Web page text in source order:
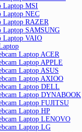
Laptop MSI
Laptop NEC
Laptop RAZER
Laptop SAMSUNG
Laptop VAIO
Laptop ACER
Laptop APPLE
Laptop ASUS
Laptop AXIOO
Laptop DELL
Laptop DYNABOOK
Laptop FUJITSU
Laptop HP
Laptop LENOVO
Laptop LG